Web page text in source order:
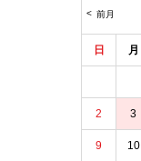
前月
日 月
2 3
9 10